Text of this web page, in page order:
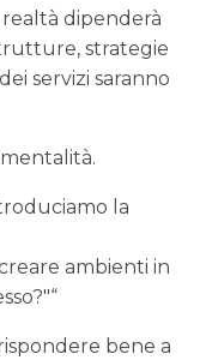
dipenderà
strategie
servizi saranno
la
ambienti in
bene a